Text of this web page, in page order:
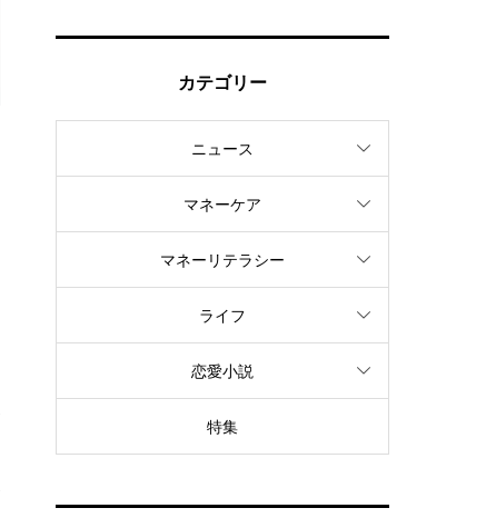
カテゴリー
ニュース
マネーケア
マネーリテラシー
ライフ
恋愛小説
特集